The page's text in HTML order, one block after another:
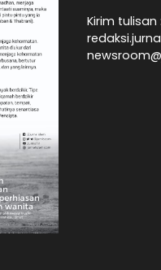
Kirim tulisan :